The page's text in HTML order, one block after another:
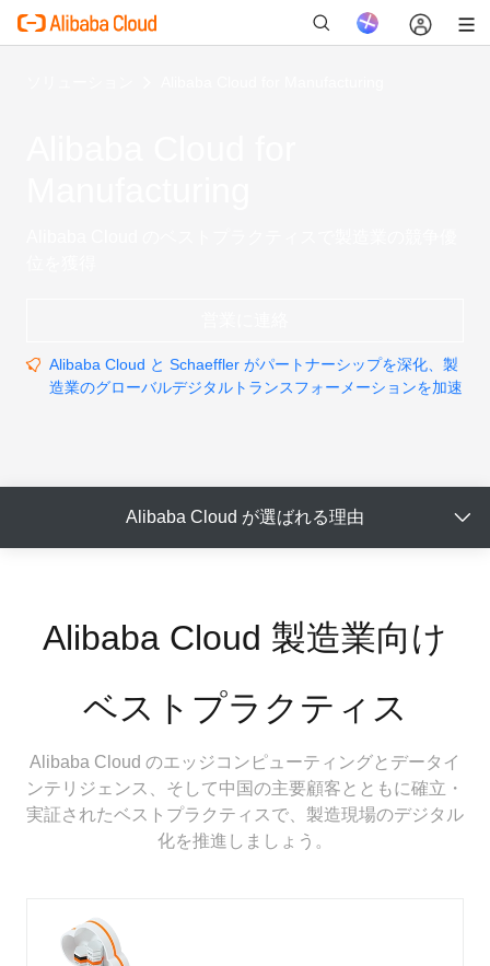
Alibaba Cloud と Schaeffler がパートナーシップを深化、製
造業のグローバルデジタルトランスフォーメーションを加速
Alibaba Cloud が選ばれる理由
Alibaba Cloud 製造業向け
ベストプラクティス
Alibaba Cloud のエッジコンピューティングとデータイ
ンテリジェンス、そして中国の主要顧客とともに確立・
実証されたベストプラクティスで、製造現場のデジタル
化を推進しましょう。